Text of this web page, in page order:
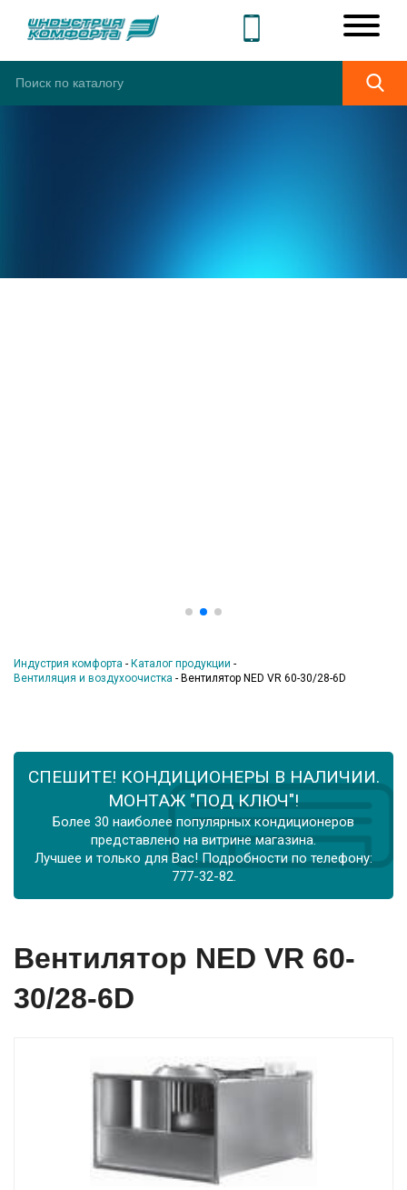
Индустрия комфорта - Каталог продукции -
Вентиляция и воздухоочистка - Вентилятор NED VR 60-30/28-6D
СПЕШИТЕ! КОНДИЦИОНЕРЫ В НАЛИЧИИ.
МОНТАЖ "ПОД КЛЮЧ"!
Более 30 наиболее популярных кондиционеров
представлено на витрине магазина.
Лучшее и только для Вас! Подробности по телефону:
777-32-82.
Вентилятор NED VR 60-
30/28-6D